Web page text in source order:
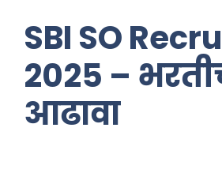
SBI SO
2025 –
आढावा